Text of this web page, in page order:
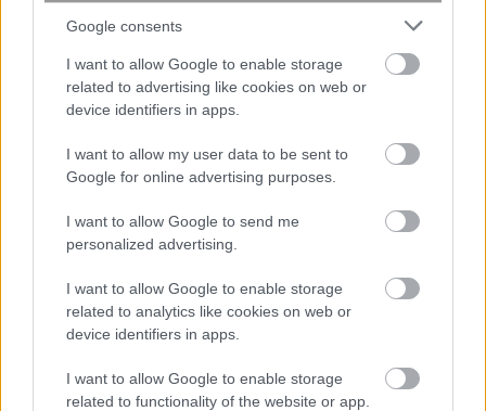
Google consents
I want to allow Google to enable storage
related to advertising like cookies on web or
device identifiers in apps.
I want to allow my user data to be sent to
Google for online advertising purposes.
I want to allow Google to send me
personalized advertising.
I want to allow Google to enable storage
related to analytics like cookies on web or
device identifiers in apps.
I want to allow Google to enable storage
related to functionality of the website or app.
αγάπη; Πότε το love bombing δείχνει
ΙΣΑ για έξαρση του ιού του Δυτικού
Νείλου στην Αττική: Ζητά άμεση
εντατικοποίηση των μέτρων κατά των
κουνουπιών